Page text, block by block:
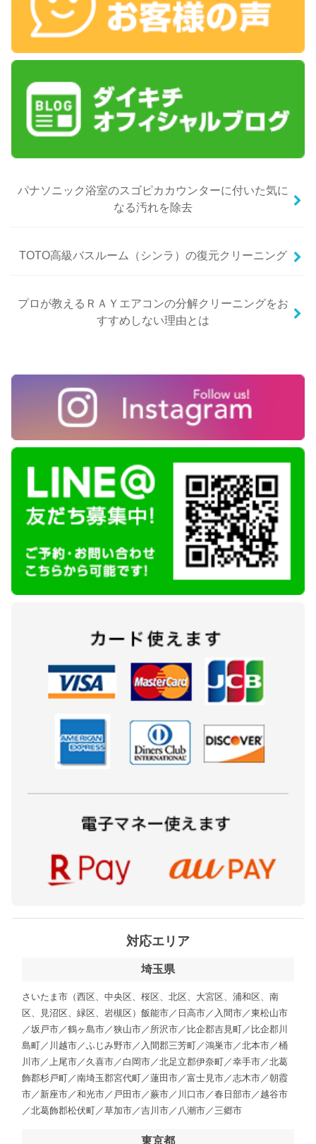
パナソニック浴室のスゴピカカウンターに付いた気に
なる汚れを除去
TOTO高級バスルーム（シンラ）の復元クリーニング
プロが教えるＲＡＹエアコンの分解クリーニングをお
すすめしない理由とは
対応エリア
埼玉県
さいたま市（西区、中央区、桜区、北区、大宮区、浦和区、南
区、見沼区、緑区、岩槻区）飯能市／日高市／入間市／東松山市
／坂戸市／鶴ヶ島市／狭山市／所沢市／比企郡吉見町／比企郡川
島町／川越市／ふじみ野市／入間郡三芳町／鴻巣市／北本市／桶
川市／上尾市／久喜市／白岡市／北足立郡伊奈町／幸手市／北葛
飾郡杉戸町／南埼玉郡宮代町／蓮田市／富士見市／志木市／朝霞
市／新座市／和光市／戸田市／蕨市／川口市／春日部市／越谷市
／北葛飾郡松伏町／草加市／吉川市／八潮市／三郷市
東京都